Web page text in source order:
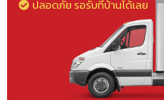
ปลอดภัย รอรับที่บ้านได้เลย